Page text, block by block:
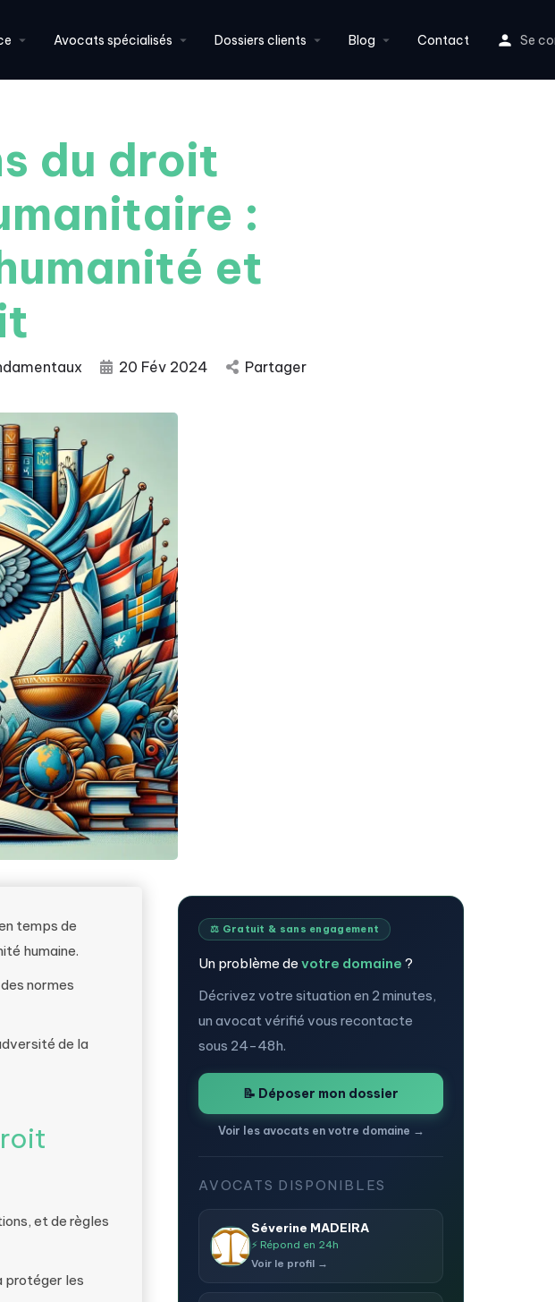
Avocats spécialisés Dossiers clients Blog Contact Se
du droit
:
et
20 Fév 2024 Partager
temps de
humaine.
normes
de la
et de règles
protéger les
⚖️ Gratuit & sans engagement
Un problème de votre domaine ?
Décrivez votre situation en 2 minutes,
un avocat vérifié vous recontacte
sous 24-48h.
📝 Déposer mon dossier
Voir les avocats en votre domaine →
AVOCATS DISPONIBLES
Séverine MADEIRA
⚡ Répond en 24h
Voir le profil →